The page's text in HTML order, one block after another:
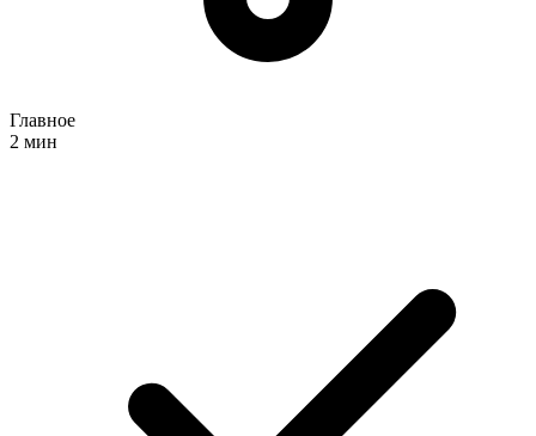
Главное
2 мин